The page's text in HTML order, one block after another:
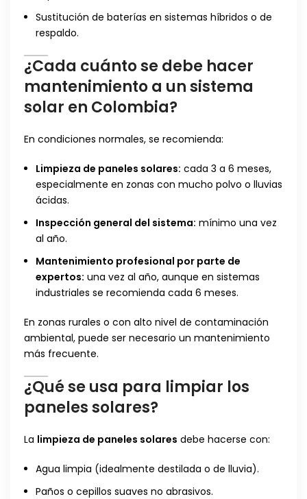
Sustitución de baterías en sistemas híbridos o de
respaldo.
¿Cada cuánto se debe hacer
mantenimiento a un sistema
solar en Colombia?
En condiciones normales, se recomienda:
Limpieza de paneles solares: cada 3 a 6 meses,
especialmente en zonas con mucho polvo o lluvias
ácidas.
Inspección general del sistema: mínimo una vez
al año.
Mantenimiento profesional por parte de
expertos: una vez al año, aunque en sistemas
industriales se recomienda cada 6 meses.
En zonas rurales o con alto nivel de contaminación
ambiental, puede ser necesario un mantenimiento
más frecuente.
¿Qué se usa para limpiar los
paneles solares?
La limpieza de paneles solares debe hacerse con:
Agua limpia (idealmente destilada o de lluvia).
Paños o cepillos suaves no abrasivos.